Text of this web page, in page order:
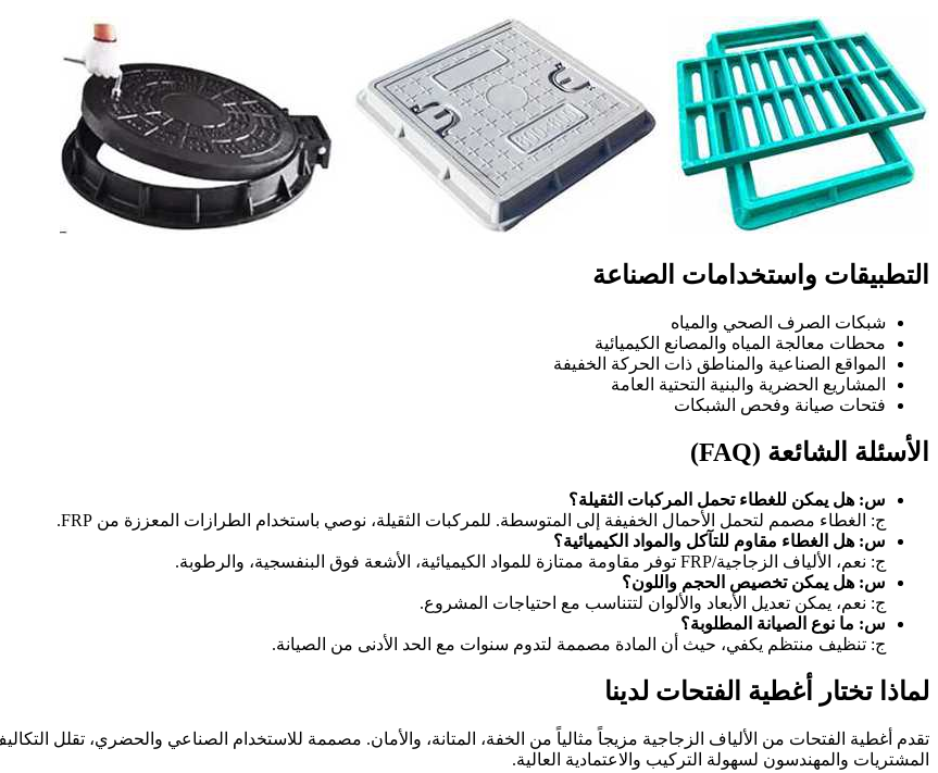
التطبيقات واستخدامات الصناعة
شبكات الصرف الصحي والمياه
محطات معالجة المياه والمصانع الكيميائية
المواقع الصناعية والمناطق ذات الحركة الخفيفة
المشاريع الحضرية والبنية التحتية العامة
فتحات صيانة وفحص الشبكات
الأسئلة الشائعة (FAQ)
س: هل يمكن للغطاء تحمل المركبات الثقيلة؟
ج: الغطاء مصمم لتحمل الأحمال الخفيفة إلى المتوسطة. للمركبات الثقيلة، نوصي باستخدام الطرازات المعززة من FRP.
س: هل الغطاء مقاوم للتآكل والمواد الكيميائية؟
ج: نعم، الألياف الزجاجية/FRP توفر مقاومة ممتازة للمواد الكيميائية، الأشعة فوق البنفسجية، والرطوبة.
س: هل يمكن تخصيص الحجم واللون؟
ج: نعم، يمكن تعديل الأبعاد والألوان لتتناسب مع احتياجات المشروع.
س: ما نوع الصيانة المطلوبة؟
ج: تنظيف منتظم يكفي، حيث أن المادة مصممة لتدوم سنوات مع الحد الأدنى من الصيانة.
لماذا تختار أغطية الفتحات لدينا
تقدم أغطية الفتحات من الألياف الزجاجية مزيجاً مثالياً من الخفة، المتانة، والأمان. مصممة للاستخدام الصناعي والحضري، تقلل
المشتريات والمهندسون لسهولة التركيب والاعتمادية العالية.